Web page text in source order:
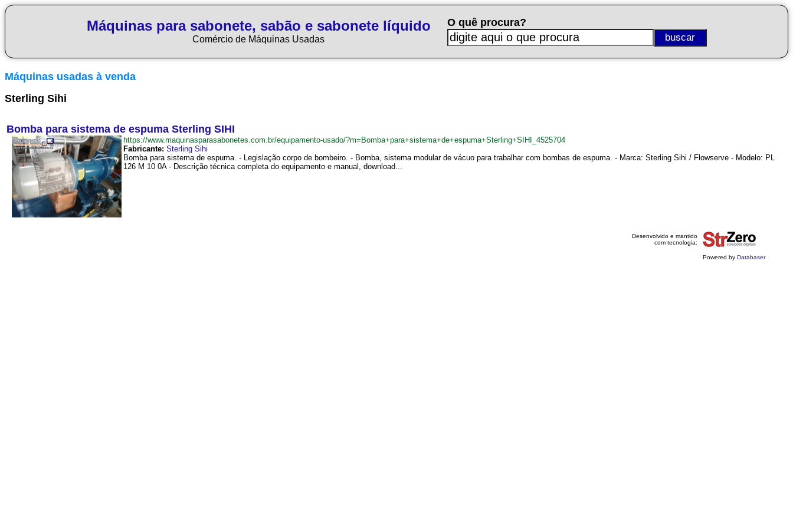
Máquinas para sabonete, sabão e sabonete líquido
Comércio de Máquinas Usadas
O quê procura?
Máquinas usadas à venda
Sterling Sihi
Bomba para sistema de espuma Sterling SIHI
https://www.maquinasparasabonetes.com.br/equipamento-usado/?m=Bomba+para+sistema+de+espuma+Sterling+SIHI_4525704
Fabricante: Sterling Sihi
Bomba para sistema de espuma. - Legislação corpo de bombeiro. - Bomba, sistema modular de vácuo para trabalhar com bombas de espuma. - Marca: Sterling Sihi / Flowserve - Modelo: PL
126 M 10 0A - Descrição técnica completa do equipamento e manual, download...
Desenvolvido e mantido
com tecnologia:
Powered by Databaser